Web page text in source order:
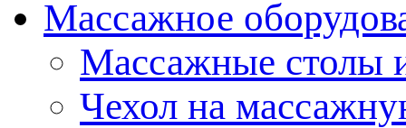
Массажное
Массажные столы
Чехол на